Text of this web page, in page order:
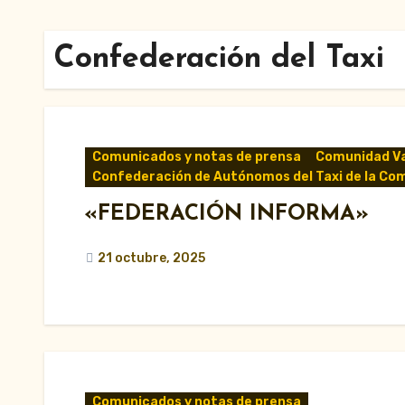
Confederación del Taxi
Comunicados y notas de prensa
Comunidad
Confederación de Autónomos del Taxi de la
«FEDERACIÓN INFORMA»
21 octubre, 2025
Comunicados y notas de prensa